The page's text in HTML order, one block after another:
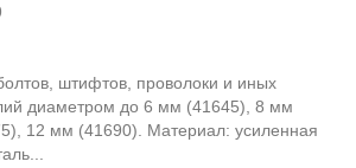
штифтов, проволоки и иных
диаметром до 6 мм (41645), 8 мм
12 мм (41690). Материал: усиленная